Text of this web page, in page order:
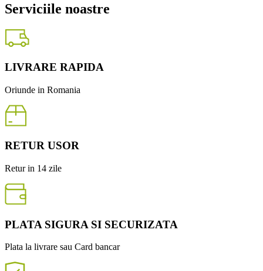
Serviciile noastre
LIVRARE RAPIDA
Oriunde in Romania
RETUR USOR
Retur in 14 zile
PLATA SIGURA SI SECURIZATA
Plata la livrare sau Card bancar